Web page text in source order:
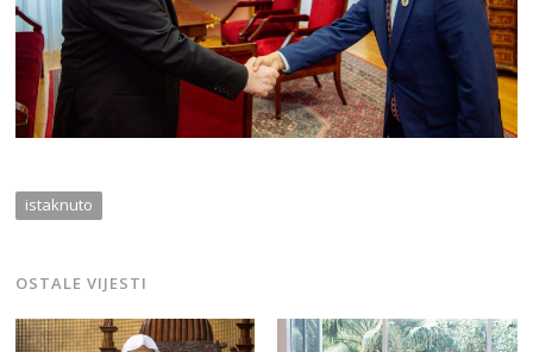
istaknuto
OSTALE VIJESTI